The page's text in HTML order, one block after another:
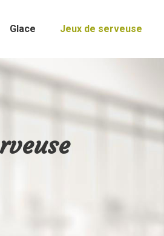
Glace Jeux de serveuse